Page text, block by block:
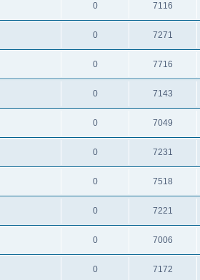
0 7116
0 7271
0 7716
0 7143
0 7049
0 7231
0 7518
0 7221
0 7006
0 7172